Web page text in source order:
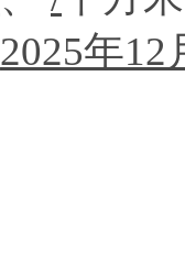
2025年12